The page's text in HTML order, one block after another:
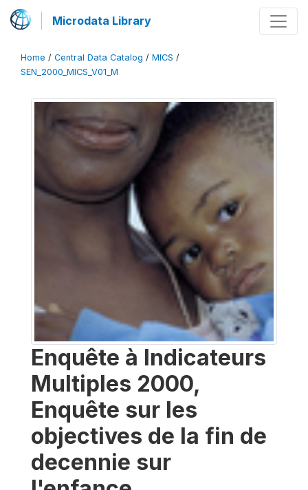
Microdata Library
Home / Central Data Catalog / MICS /
SEN_2000_MICS_V01_M
Enquête à Indicateurs
Multiples 2000,
Enquête sur les
objectives de la fin de
decennie sur